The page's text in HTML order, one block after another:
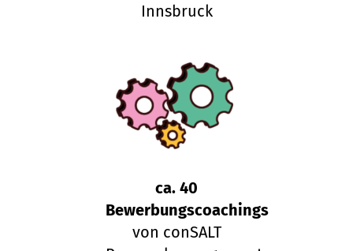
Innsbruck
ca. 40
Bewerbungscoachings
von conSALT